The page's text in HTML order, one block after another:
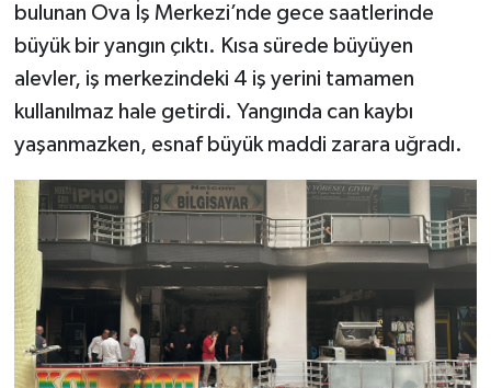
bulunan Ova İş Merkezi’nde gece saatlerinde
büyük bir yangın çıktı. Kısa sürede büyüyen
alevler, iş merkezindeki 4 iş yerini tamamen
kullanılmaz hale getirdi. Yangında can kaybı
yaşanmazken, esnaf büyük maddi zarara uğradı.